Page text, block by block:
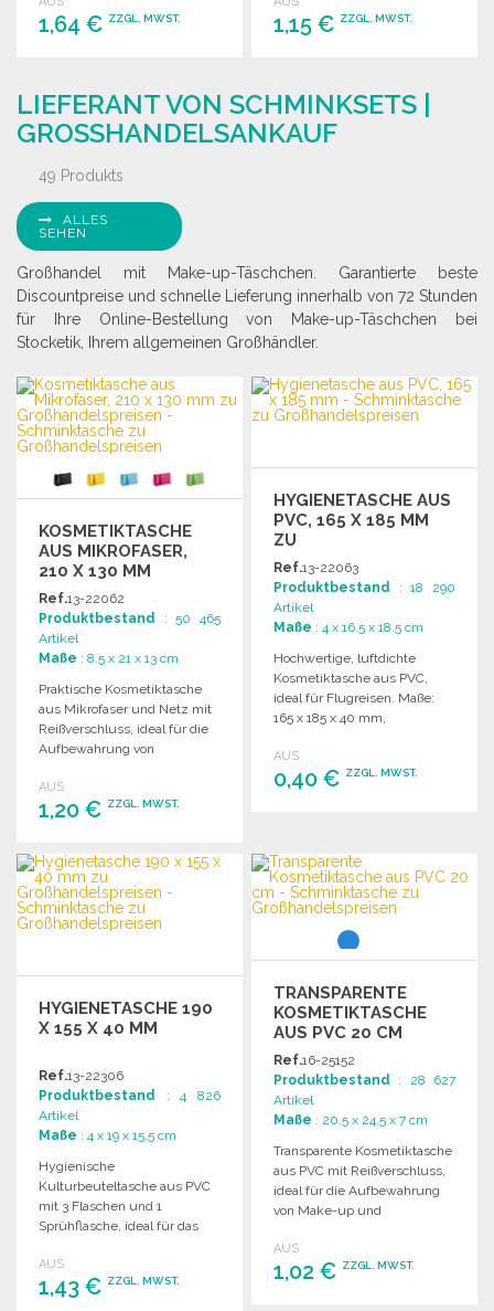
1,64 € ZZGL. MWST.
Angebot anfordern
53 x 20 mm.
1,15 € ZZGL. MWST.
Angebot anfordern
LIEFERANT VON SCHMINKSETS |
GROSSHANDELSANKAUF
49 Produkts
ALLES
SEHEN
Großhandel mit Make-up-Täschchen. Garantierte beste
Discountpreise und schnelle Lieferung innerhalb von 72 Stunden
für Ihre Online-Bestellung von Make-up-Täschchen bei
Stocketik, Ihrem allgemeinen Großhändler.
KOSMETIKTASCHE
AUS MIKROFASER,
210 X 130 MM
Ref.13-22062
Produktbestand : 50 465
Artikel
Maße : 8.5 x 21 x 13 cm
Praktische Kosmetiktasche
aus Mikrofaser und Netz mit
Reißverschluss, ideal für die
Aufbewahrung von
130 x 85 mm.
AUS
1,20 € ZZGL. MWST.
BESTELLEN
Angebot anfordern
HYGIENETASCHE AUS
PVC, 165 X 185 MM
ZU
GROSSHANDELSPREISEN
Ref.13-22063
Produktbestand : 18 290
Artikel
Maße : 4 x 16.5 x 18.5 cm
Hochwertige, luftdichte
Kosmetiktasche aus PVC,
ideal für Flugreisen. Maße:
165 x 185 x 40 mm,
Liter.
AUS
0,40 € ZZGL. MWST.
Angebot anfordern
HYGIENETASCHE 190
X 155 X 40 MM
Ref.13-22306
Produktbestand : 4 826
Artikel
Maße : 4 x 19 x 15.5 cm
Hygienische
Kulturbeuteltasche aus PVC
mit 3 Flaschen und 1
Sprühflasche, ideal für das
x 40 mm.
AUS
1,43 € ZZGL. MWST.
TRANSPARENTE
KOSMETIKTASCHE
AUS PVC 20 CM
Ref.16-25152
Produktbestand : 28 627
Artikel
Maße : 20.5 x 24.5 x 7 cm
Transparente Kosmetiktasche
aus PVC mit Reißverschluss,
ideal für die Aufbewahrung
von Make-up und
AUS
1,02 € ZZGL. MWST.